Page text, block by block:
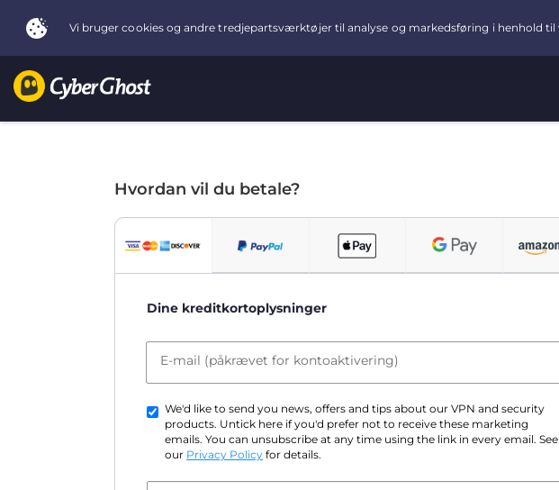
Hvordan vil du betale?
Dine kreditkortoplysninger
E-mail (påkrævet for kontoaktivering)
We'd like to send you news, offers and tips about our VPN and security
products. Untick here if you'd prefer not to receive these marketing
emails. You can unsubscribe at any time using the link in every email. See
our Privacy Policy for details.